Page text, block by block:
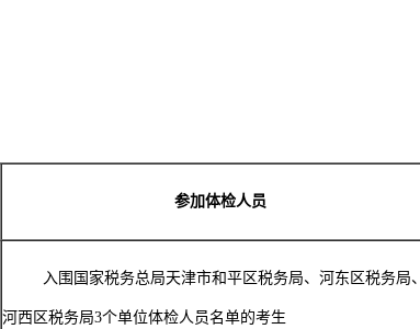
参加体检人员
入围国家税务总局天津市和平区税务局、河东区税务局、
河西区税务局3个单位体检人员名单的考生